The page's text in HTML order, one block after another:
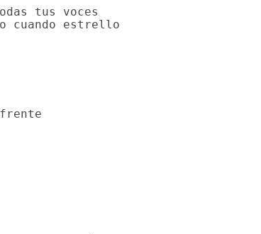
tus voces
cuando estrello